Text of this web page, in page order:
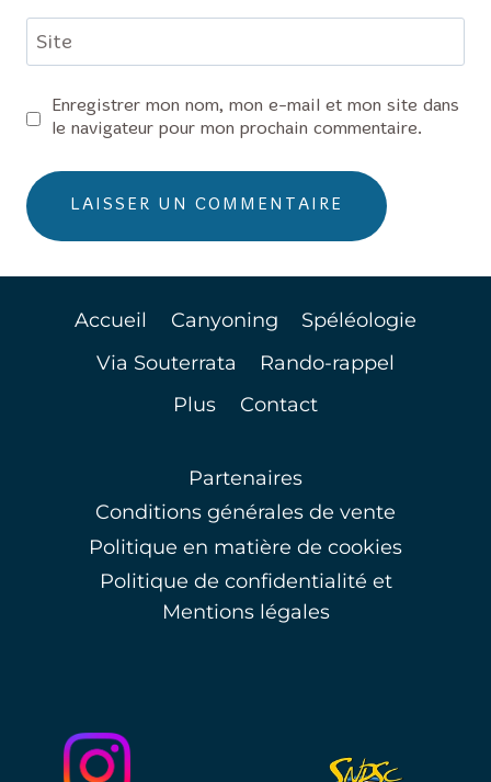
Site
Enregistrer mon nom, mon e-mail et mon site dans
le navigateur pour mon prochain commentaire.
Accueil Canyoning
Spéléologie
Via Souterrata
Rando-rappel
Plus
Contact
Partenaires
Conditions générales de vente
Politique en matière de cookies
Politique de confidentialité et
Mentions légales